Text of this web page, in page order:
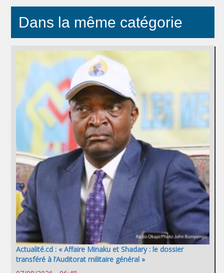
Dans la même catégorie
Actualité.cd : « Affaire Minaku et Shadary : le dossier
transféré à l’Auditorat militaire général »